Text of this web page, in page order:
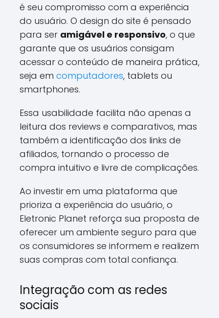
é seu compromisso com a experiência
do usuário. O design do site é pensado
para ser amigável e responsivo, o que
garante que os usuários consigam
acessar o conteúdo de maneira prática,
seja em computadores, tablets ou
smartphones.
Essa usabilidade facilita não apenas a
leitura dos reviews e comparativos, mas
também a identificação dos links de
afiliados, tornando o processo de
compra intuitivo e livre de complicações.
Ao investir em uma plataforma que
prioriza a experiência do usuário, o
Eletronic Planet reforça sua proposta de
oferecer um ambiente seguro para que
os consumidores se informem e realizem
suas compras com total confiança.
Integração com as redes
sociais